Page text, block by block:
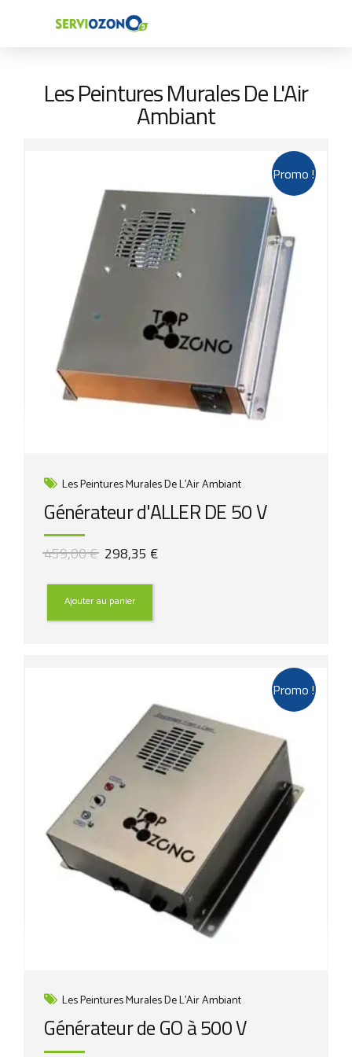
Les Peintures Murales De L'Air
Ambiant
Promo !
Les Peintures Murales De L'Air Ambiant
Générateur d'ALLER DE 50 V
459,00€ Le
initial
était :
459,00 €.
298,35 €Le
Ajouter au panier
Promo !
Les Peintures Murales De L'Air Ambiant
Générateur de GO à 500 V